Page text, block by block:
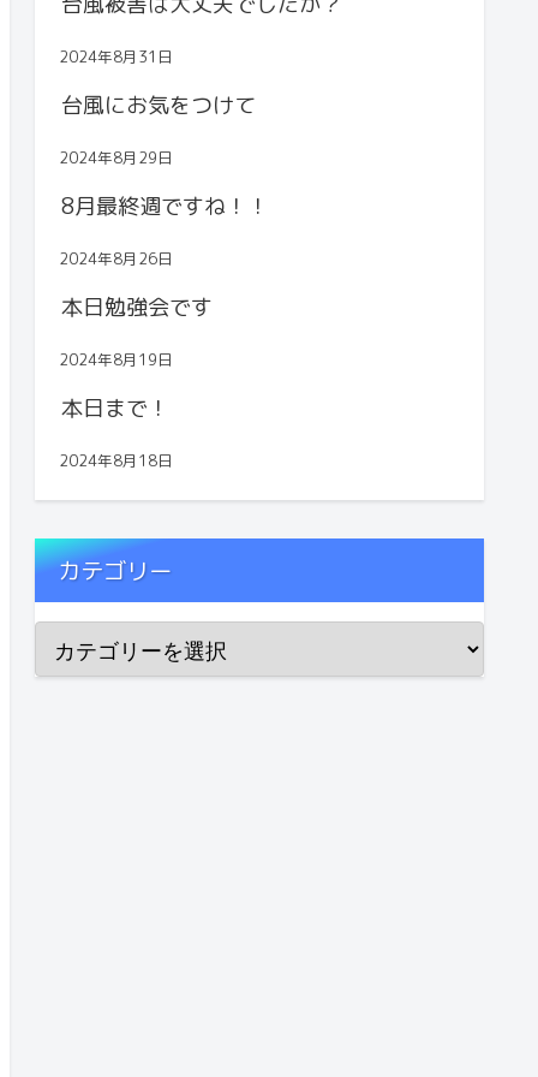
2024年8月31日
台風にお気をつけて
2024年8月29日
8月最終週ですね！！
2024年8月26日
本日勉強会です
2024年8月19日
本日まで！
2024年8月18日
カテゴリー